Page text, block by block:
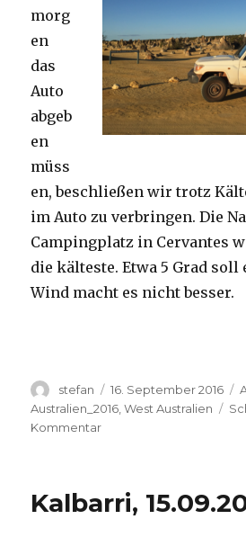
morg
en
das
Auto
abgeb
en
müss
en, beschließen wir trotz
im Auto zu verbringen. Die
Campingplatz in Cervantes
die kälteste. Etwa 5 Grad soll
Wind macht es nicht besser.
Autor
stefan
Veröffentlicht
am
16. September 2016
Australien_2016 ,West Australien
Kommentarzu
Kalbarri,